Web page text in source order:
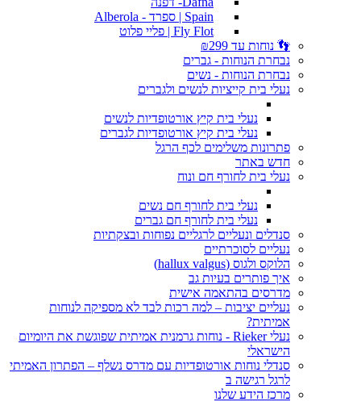
Spain | ספרד - Alberola
Fly Flot | פליי פלוט
👣 נוחות עד ₪299
נבחרת הנוחות - גברים
נבחרת הנוחות - נשים
נעלי בית קייציות לנשים ולגברים
נעלי בית קיץ אורטופדיות לנשים
נעלי בית קיץ אורטופדיות לגברים
פתרונות משלימים לכף הרגל
חדש באתר
נעלי בית לחורף חם ונוח
נעלי בית לחורף חם נשים
נעלי בית לחורף חם גברים
סנדלים ונעליים לרגליים נפוחות ובצקתיות
נעליים לסוכרתיים
הלוקס ולגוס (hallux valgus)
איך פותרים בעיות גב
מדרסים בהתאמה אישית
נעליים יציבות – למה רכות לבד לא מספיקה לנוחות
אמיתית?
נעלי Rieker - נוחות גרמנית אמיתית שפוגשת את היומיום
הישראלי
סנדלי נוחות אורטופדיות עם מדרס נשלף – הפתרון האמיתי
לרגל רגישה ב
מרכז הידע שלנו